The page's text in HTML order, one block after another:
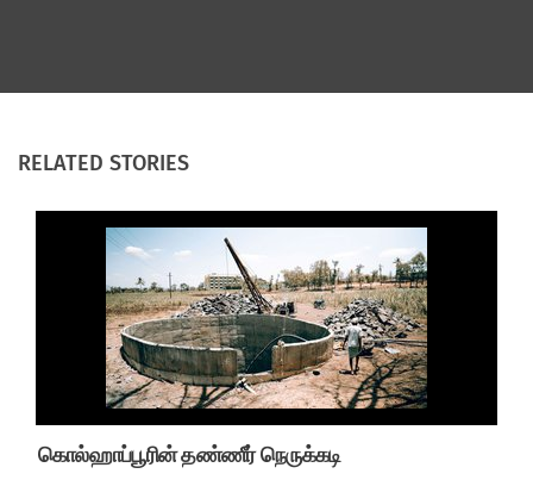
RELATED STORIES
கொல்ஹாப்பூரின் தண்ணீர் நெருக்கடி